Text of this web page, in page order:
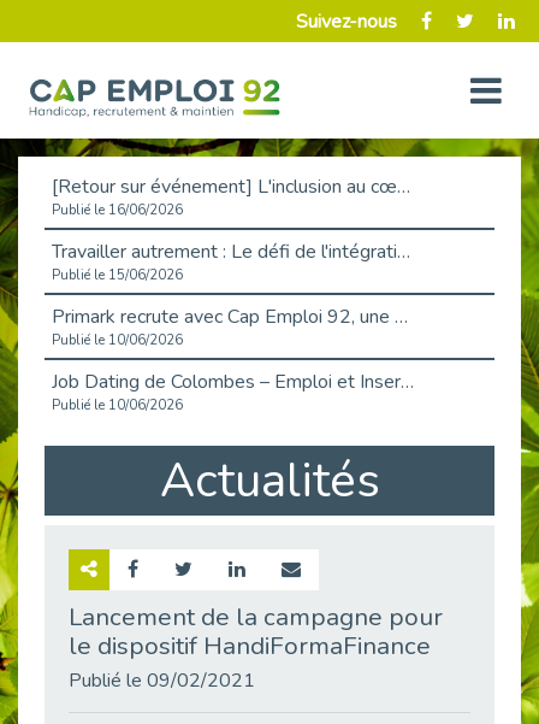
Suivez-nous
[Retour sur événement] L'inclusion au cœur de la Place de l'Emploi à La Défense !
Publié le 16/06/2026
Travailler autrement : Le défi de l'intégration des maladies chroniques en entreprise
Publié le 15/06/2026
Primark recrute avec Cap Emploi 92, une matinée couronnée de succès !
Publié le 10/06/2026
Job Dating de Colombes – Emploi et Insertion
Publié le 10/06/2026
Aborder l'entretien et la situation de handicap en toute confiance
Publié le 09/06/2026
Retour sur l’atelier « Optimiser sa recherche d’emploi »
Emploi & Handicap : Hachette Livre et Cap emploi 92 renforcent leur collaboration
Et si le handicap ne définissait plus la carrière ?
Actualités
Lancement de la campagne pour
le dispositif HandiFormaFinance
Publié le 09/02/2021